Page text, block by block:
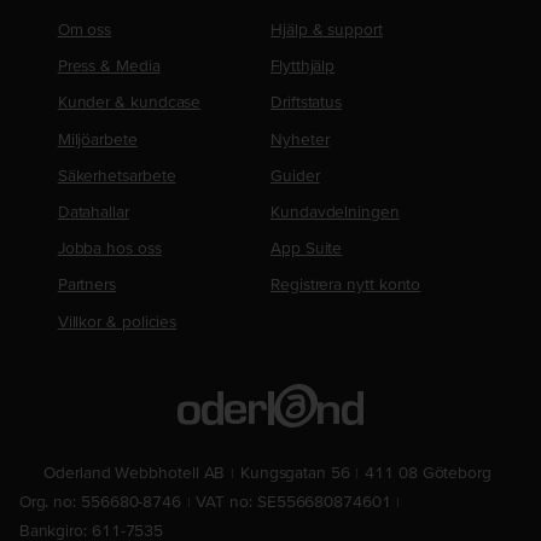
Om oss
Press & Media
Kunder & kundcase
Miljöarbete
Säkerhetsarbete
Datahallar
Jobba hos oss
Partners
Villkor & policies
Hjälp & support
Flytthjälp
Driftstatus
Nyheter
Guider
Kundavdelningen
App Suite
Registrera nytt konto
Oderland Webbhotell AB Kungsgatan 56
411 08 Göteborg
Org. no: 556680-8746
VAT no: SE556680874601
Bankgiro: 611-7535